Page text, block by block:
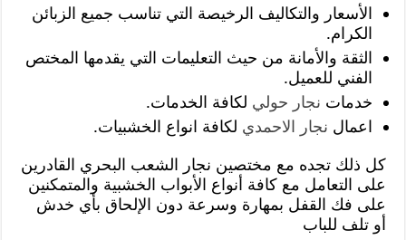
الأسعار والتكاليف الرخيصة التي تناسب جميع الزبائن
الكرام.
الثقة والأمانة من حيث التعليمات التي يقدمها المختص
الفني للعميل.
خدمات نجار حولي لكافة الخدمات.
اعمال نجار الاحمدي لكافة انواع الخشبيات.
كل ذلك تجده مع مختصين نجار الشعب البحري القادرين
على التعامل مع كافة أنواع الأبواب الخشبية والمتمكنين
على فك القفل بمهارة وسرعة دون الإلحاق بأي خدش
أو تلف للباب